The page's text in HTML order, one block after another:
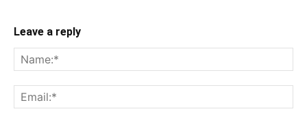
Leave a reply